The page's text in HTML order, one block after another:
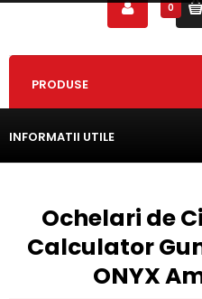
0
PRODUSE
INFORMATII UTILE
Ochelari de
Calculator
ONYX